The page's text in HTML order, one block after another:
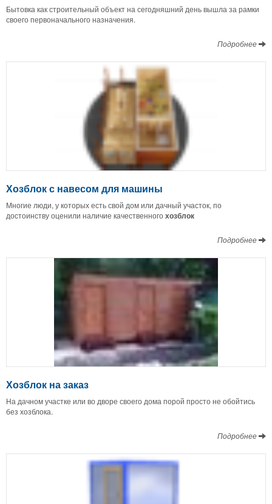
Бытовка как строительный объект на сегодняшний день вышла за рамки
своего первоначального назначения.
Подробнее
Хозблок с навесом для машины
Многие люди, у которых есть свой дом или дачный участок, по
достоинству оценили наличие качественногохозблок
Подробнее
Хозблок на заказ
На дачном участке или во дворе своего дома порой просто не обойтись
без хозблока.
Подробнее